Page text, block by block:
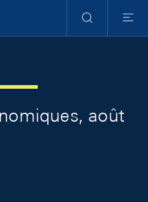
RechercheMenu
août